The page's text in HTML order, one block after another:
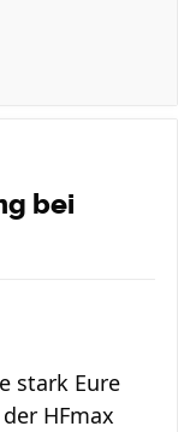
bei
stark Eure
HFmax